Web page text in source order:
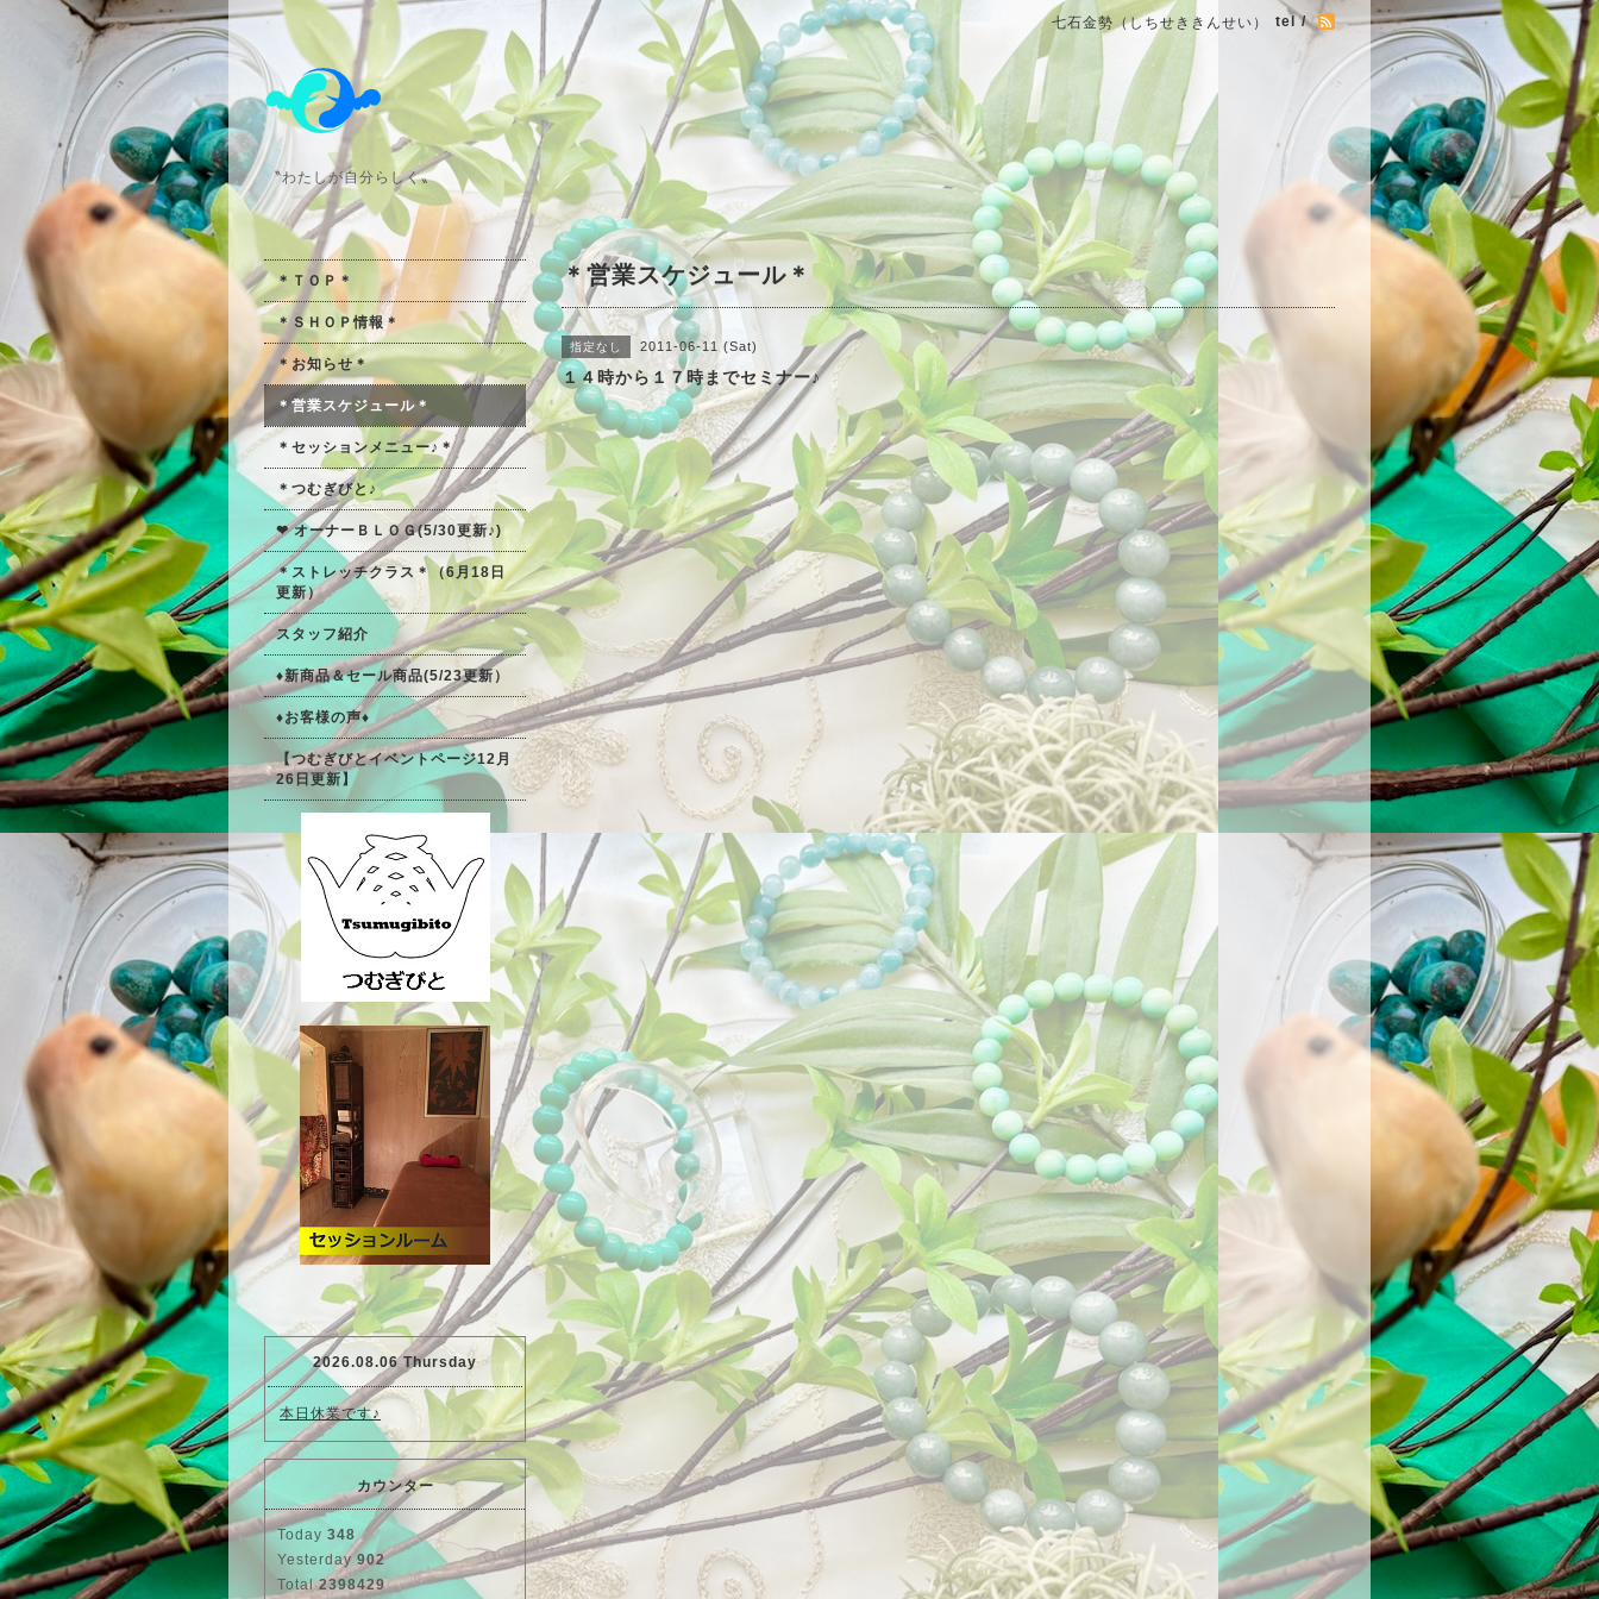
七石金勢（しちせききんせい） tel /
〝わたしが自分らしく〟
＊営業スケジュール＊
指定なし 2011-06-11 (Sat)
１４時から１７時までセミナー♪
＊ＴＯＰ＊
＊ＳＨＯＰ情報＊
＊お知らせ＊
＊営業スケジュール＊
＊セッションメニュー♪＊
＊つむぎびと♪
❤ オーナーＢＬＯＧ(5/30更新♪)
＊ストレッチクラス＊（6月18日
更新）
スタッフ紹介
♦新商品＆セール商品(5/23更新）
♦お客様の声♦
【つむぎびとイベントページ12月
26日更新】
2026.08.06 Thursday
本日休業です♪
カウンター
Today 348
Yesterday902
Total2398429